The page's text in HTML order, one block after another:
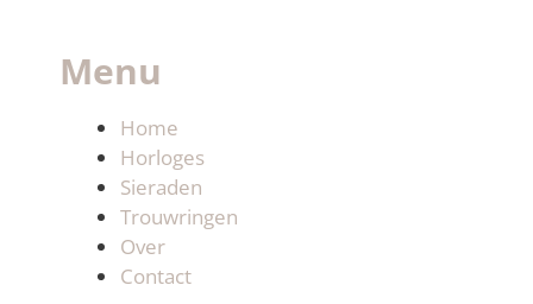
Menu
Home
Horloges
Sieraden
Trouwringen
Over
Contact